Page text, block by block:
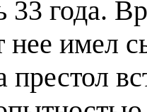
33 года.
нее имел
престол